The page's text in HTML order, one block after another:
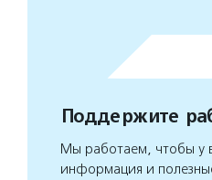
Поддержите
Мы работаем, чтобы у
информация и